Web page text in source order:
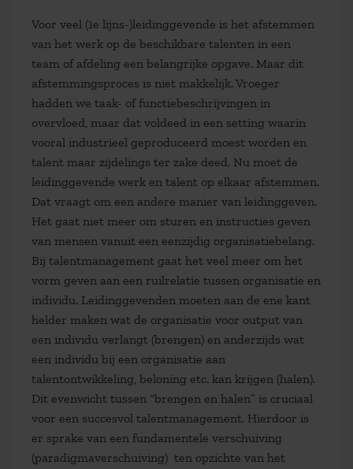
Voor veel (1e lijns-)leidinggevende is het afstemmen
van het werk op de beschikbare talenten in een
team of afdeling een belangrijke opgave. Maar dit
afstemmingsproces is niet makkelijk. Vroeger
hadden we taak- of functiebeschrijvingen in
overvloed, maar dat voldeed in een setting waarin
vooral industrieel geproduceerd moest worden en
talent maar zijdelings ter zake deed. Nu moet de
leidinggevende werk en talent op elkaar afstemmen.
Dat vraagt om een andere manier van leidinggeven.
Het gaat niet meer om sturen en instructies geven
van mensen vanuit een eenzijdig organisatiebelang.
Bij talentmanagement gaat het veel meer om het
vorm geven aan een ruilrelatie tussen organisatie en
individu. Leidinggevenden moeten aan de ene kant
helder maken wat de organisatie voor output van
een individu verlangt (brengen) en anderzijds wat
een individu bij een organisatie aan
talentontwikkeling, beloning etc. kan krijgen (halen).
Dit evenwicht tussen “brengen en halen” is cruciaal
voor een succesvol talentmanagement. Hierdoor is
er sprake van een fundamentele verschuiving
(paradigmaverschuiving) ten opzichte van het